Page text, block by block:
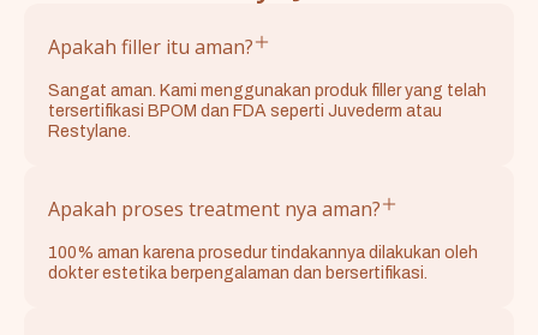
Apakah filler itu aman?
Sangat aman. Kami menggunakan produk filler yang telah
tersertifikasi BPOM dan FDA seperti Juvederm atau
Restylane.
Apakah proses treatment nya aman?
100% aman karena prosedur tindakannya dilakukan oleh
dokter estetika berpengalaman dan bersertifikasi.